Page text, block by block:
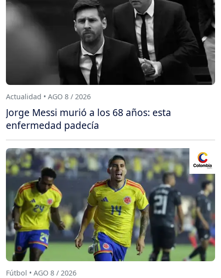
Actualidad • AGO 8 / 2026
Jorge Messi murió a los 68 años: esta
enfermedad padecía
Fútbol • AGO 8 / 2026